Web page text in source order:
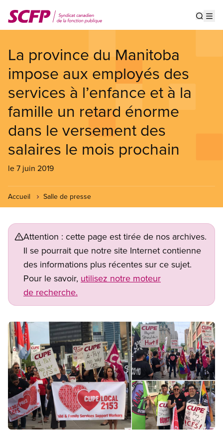
au
contenu
La province du Manitoba
impose aux employés des
services à l’enfance et à la
famille un retard énorme
dans le versement des
salaires le mois prochain
le 7 juin 2019
Accueil Salle de presse
Attention : cette page est tirée de nos archives.
Il se pourrait que notre site Internet contienne
des informations plus récentes sur ce sujet.
Pour le savoir, utilisez notre moteur
de recherche.
Image